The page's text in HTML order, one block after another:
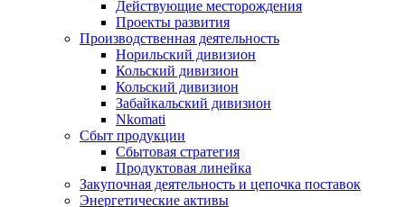
Действующие месторождения
Проекты развития
Производственная деятельность
Норильский дивизион
Кольский дивизион
Кольский дивизион
Забайкальский дивизион
Nkomati
Сбыт продукции
Сбытовая стратегия
Продуктовая линейка
Закупочная деятельность и цепочка поставок
Энергетические активы